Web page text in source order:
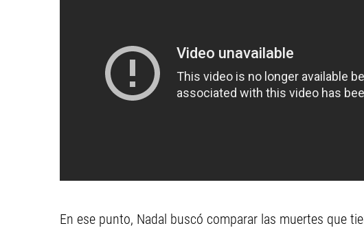
En ese punto, Nadal buscó comparar las muertes que